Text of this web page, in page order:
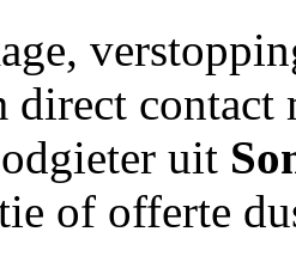
direct
uit
of offerte